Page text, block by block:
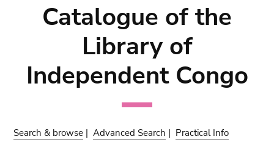
Catalogue of the
Library of
Independent Congo
Search & browse |Advanced Search | Practical Info